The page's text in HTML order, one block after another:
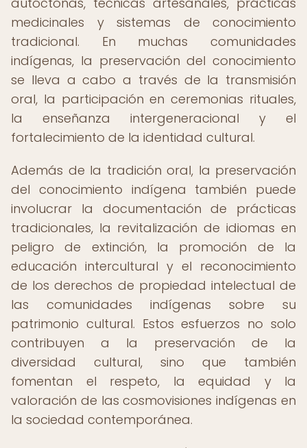
medicinales y sistemas de conocimiento
tradicional. En muchas comunidades
indígenas, la preservación del conocimiento
se lleva a cabo a través de la transmisión
oral, la participación en ceremonias rituales,
la enseñanza intergeneracional y el
fortalecimiento de la identidad cultural.
Además de la tradición oral, la preservación
del conocimiento indígena también puede
involucrar la documentación de prácticas
tradicionales, la revitalización de idiomas en
peligro de extinción, la promoción de la
educación intercultural y el reconocimiento
de los derechos de propiedad intelectual de
las comunidades indígenas sobre su
patrimonio cultural. Estos esfuerzos no solo
contribuyen a la preservación de la
diversidad cultural, sino que también
fomentan el respeto, la equidad y la
valoración de las cosmovisiones indígenas en
la sociedad contemporánea.